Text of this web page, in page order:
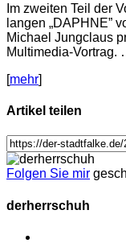
Im zweiten Teil der
langen „DAPHNE”
Michael Jungclaus
Multimedia-Vortrag.
[mehr]
Artikel teilen
Folgen Sie mir
derherrschuh